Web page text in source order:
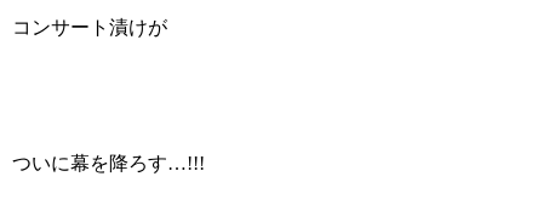
コンサート漬けが
ついに幕を降ろす…!!!